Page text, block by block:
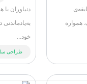
از ۱۲ سال سابقه‌ی
همواره
دنیاوران
خود...
طراحی